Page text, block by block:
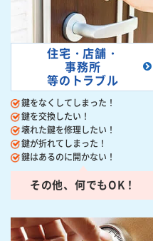
住宅・店舗・
事務所
等のトラブル
鍵をなくしてしまった！
鍵を交換したい！
壊れた鍵を修理したい！
鍵が折れてしまった！
鍵はあるのに開かない！
その他、何でもOK！